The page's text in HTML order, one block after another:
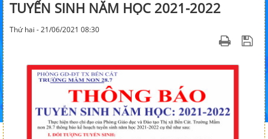
TUYỂN SINH NĂM HỌC 2021-2022
Thứ hai - 21/06/2021 08:30